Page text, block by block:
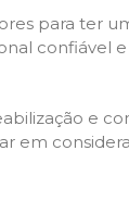
para ter
confiável
e
em